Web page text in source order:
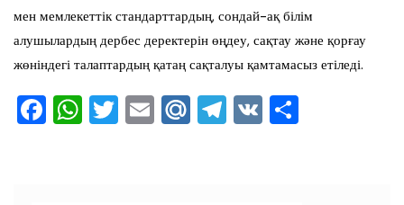
мен мемлекеттік стандарттардың, сондай-ақ білім
алушылардың дербес деректерін өңдеу, сақтау және қорғау
жөніндегі талаптардың қатаң сақталуы қамтамасыз етіледі.
F W T E M T V